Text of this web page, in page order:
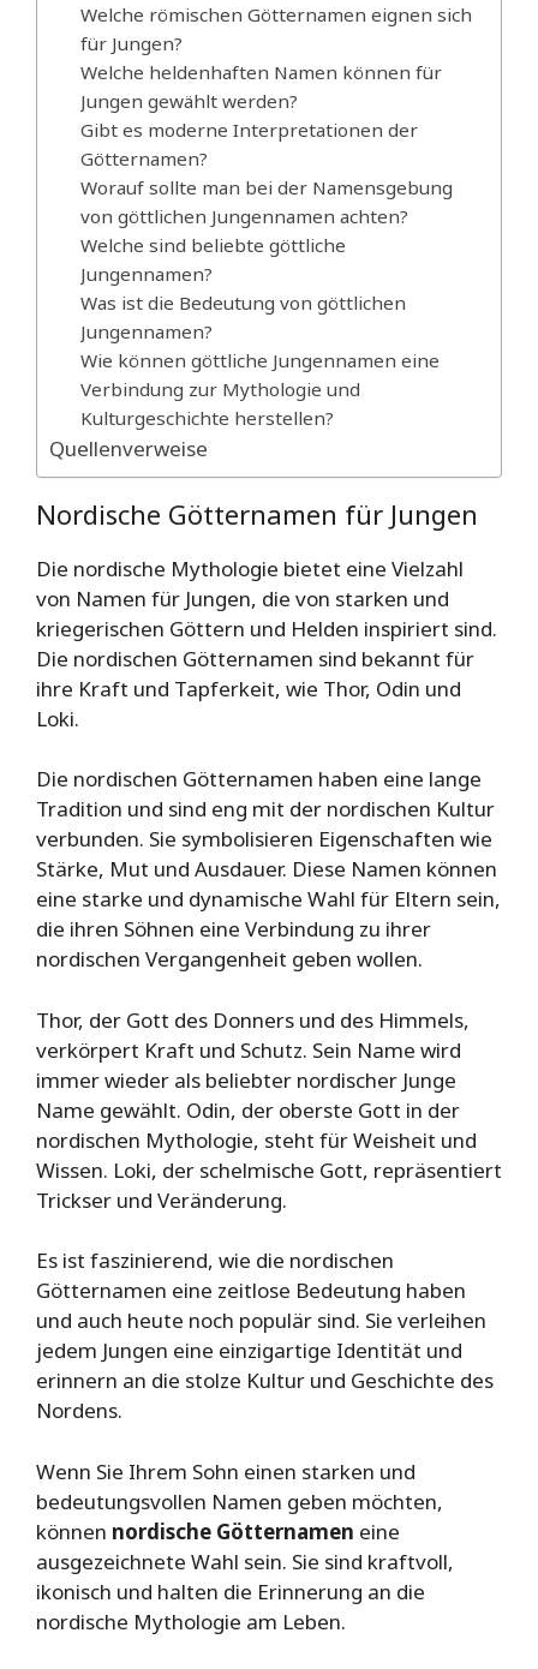
Welche römischen Götternamen eignen sich
für Jungen?
Welche heldenhaften Namen können für
Jungen gewählt werden?
Gibt es moderne Interpretationen der
Götternamen?
Worauf sollte man bei der Namensgebung
von göttlichen Jungennamen achten?
Welche sind beliebte göttliche
Jungennamen?
Was ist die Bedeutung von göttlichen
Jungennamen?
Wie können göttliche Jungennamen eine
Verbindung zur Mythologie und
Kulturgeschichte herstellen?
Quellenverweise
Nordische Götternamen für Jungen
Die nordische Mythologie bietet eine Vielzahl
von Namen für Jungen, die von starken und
kriegerischen Göttern und Helden inspiriert sind.
Die nordischen Götternamen sind bekannt für
ihre Kraft und Tapferkeit, wie Thor, Odin und
Loki.
Die nordischen Götternamen haben eine lange
Tradition und sind eng mit der nordischen Kultur
verbunden. Sie symbolisieren Eigenschaften wie
Stärke, Mut und Ausdauer. Diese Namen können
eine starke und dynamische Wahl für Eltern sein,
die ihren Söhnen eine Verbindung zu ihrer
nordischen Vergangenheit geben wollen.
Thor, der Gott des Donners und des Himmels,
verkörpert Kraft und Schutz. Sein Name wird
immer wieder als beliebter nordischer Junge
Name gewählt. Odin, der oberste Gott in der
nordischen Mythologie, steht für Weisheit und
Wissen. Loki, der schelmische Gott, repräsentiert
Trickser und Veränderung.
Es ist faszinierend, wie die nordischen
Götternamen eine zeitlose Bedeutung haben
und auch heute noch populär sind. Sie verleihen
jedem Jungen eine einzigartige Identität und
erinnern an die stolze Kultur und Geschichte des
Nordens.
Wenn Sie Ihrem Sohn einen starken und
bedeutungsvollen Namen geben möchten,
können nordische Götternamen eine
ausgezeichnete Wahl sein. Sie sind kraftvoll,
ikonisch und halten die Erinnerung an die
nordische Mythologie am Leben.